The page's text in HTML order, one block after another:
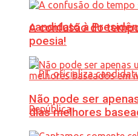
candidato à
A confusão do
poesia!
Não pode ser
dias melhores